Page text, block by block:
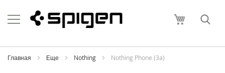
to
Content
Моя
h
o
Главная Еще Nothing Nothing Phone (3a)